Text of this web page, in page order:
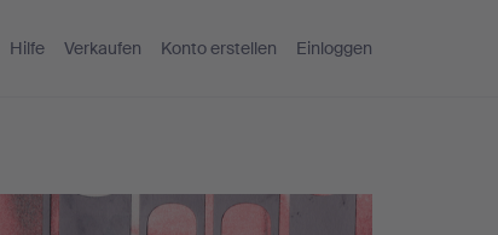
Hilfe Verkaufen Konto erstellen Einloggen